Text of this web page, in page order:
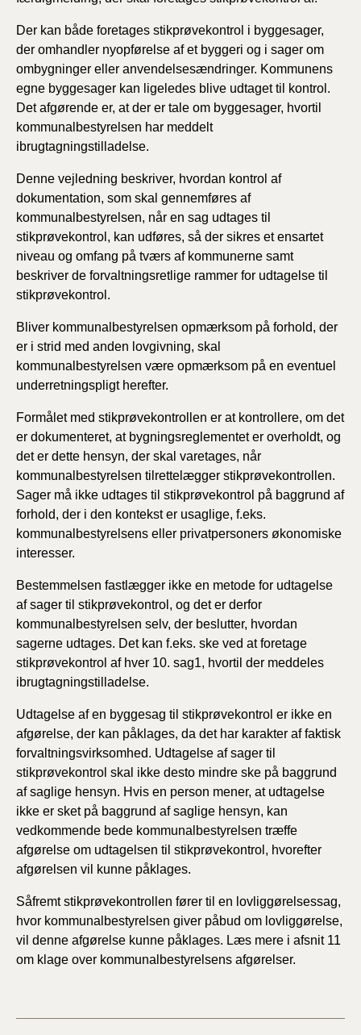
Der kan både foretages stikprøvekontrol i byggesager,
der omhandler nyopførelse af et byggeri og i sager om
ombygninger eller anvendelsesændringer. Kommunens
egne byggesager kan ligeledes blive udtaget til kontrol.
Det afgørende er, at der er tale om byggesager, hvortil
kommunalbestyrelsen har meddelt
ibrugtagningstilladelse.
Denne vejledning beskriver, hvordan kontrol af
dokumentation, som skal gennemføres af
kommunalbestyrelsen, når en sag udtages til
stikprøvekontrol, kan udføres, så der sikres et ensartet
niveau og omfang på tværs af kommunerne samt
beskriver de forvaltningsretlige rammer for udtagelse til
stikprøvekontrol.
Bliver kommunalbestyrelsen opmærksom på forhold, der
er i strid med anden lovgivning, skal
kommunalbestyrelsen være opmærksom på en eventuel
underretningspligt herefter.
Formålet med stikprøvekontrollen er at kontrollere, om det
er dokumenteret, at bygningsreglementet er overholdt, og
det er dette hensyn, der skal varetages, når
kommunalbestyrelsen tilrettelægger stikprøvekontrollen.
Sager må ikke udtages til stikprøvekontrol på baggrund af
forhold, der i den kontekst er usaglige, f.eks.
kommunalbestyrelsens eller privatpersoners økonomiske
interesser.
Bestemmelsen fastlægger ikke en metode for udtagelse
af sager til stikprøvekontrol, og det er derfor
kommunalbestyrelsen selv, der beslutter, hvordan
sagerne udtages. Det kan f.eks. ske ved at foretage
stikprøvekontrol af hver 10. sag1, hvortil der meddeles
ibrugtagningstilladelse.
Udtagelse af en byggesag til stikprøvekontrol er ikke en
afgørelse, der kan påklages, da det har karakter af faktisk
forvaltningsvirksomhed. Udtagelse af sager til
stikprøvekontrol skal ikke desto mindre ske på baggrund
af saglige hensyn. Hvis en person mener, at udtagelse
ikke er sket på baggrund af saglige hensyn, kan
vedkommende bede kommunalbestyrelsen træffe
afgørelse om udtagelsen til stikprøvekontrol, hvorefter
afgørelsen vil kunne påklages.
Såfremt stikprøvekontrollen fører til en lovliggørelsessag,
hvor kommunalbestyrelsen giver påbud om lovliggørelse,
vil denne afgørelse kunne påklages. Læs mere i afsnit 11
om klage over kommunalbestyrelsens afgørelser.